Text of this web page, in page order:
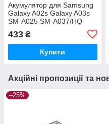
Акумулятор для Samsung
Galaxy A02s Galaxy A03s
SM-A025 SM-A037/HQ-
50SD/HQ-50S (5000 mAh)
Original PRC
433 ₴
Купити
Акційні пропозиції та
–25%